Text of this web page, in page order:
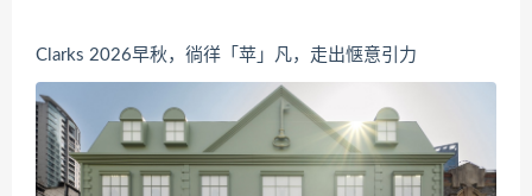
Clarks 2026早秋，徜徉「苹」凡，走出惬意引力